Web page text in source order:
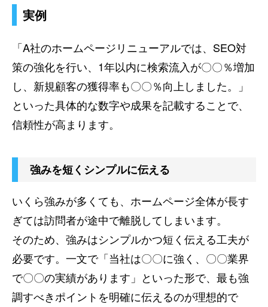
実例
「A社のホームページリニューアルでは、SEO対
策の強化を行い、1年以内に検索流入が〇〇％増加
し、新規顧客の獲得率も〇〇％向上しました。」
といった具体的な数字や成果を記載することで、
信頼性が高まります。
強みを短くシンプルに伝える
いくら強みが多くても、ホームページ全体が長す
ぎては訪問者が途中で離脱してしまいます。
そのため、強みはシンプルかつ短く伝える工夫が
必要です。一文で「当社は〇〇に強く、〇〇業界
で〇〇の実績があります」といった形で、最も強
調すべきポイントを明確に伝えるのが理想的で